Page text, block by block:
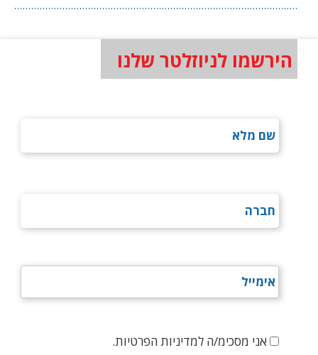
הירשמו לניוזלטר שלנו
אני מסכימ/ה למדיניות הפרטיות.